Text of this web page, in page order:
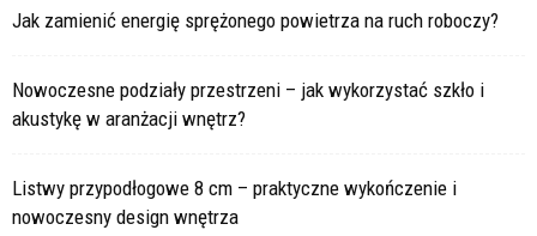
Jak zamienić energię sprężonego powietrza na ruch roboczy?
Nowoczesne podziały przestrzeni – jak wykorzystać szkło i
akustykę w aranżacji wnętrz?
Listwy przypodłogowe 8 cm – praktyczne wykończenie i
nowoczesny design wnętrza